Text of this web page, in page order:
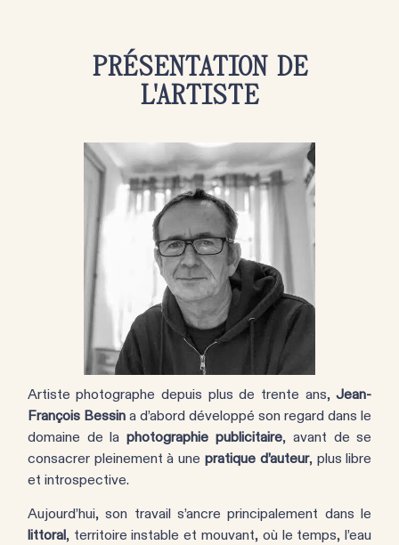
PRÉSENTATION DE
L'ARTISTE
Artiste photographe depuis plus de trente ans,Jean-
François Bessina d’abord développé son regard dans le
domaine de laphotographie publicitaire, avant de se
consacrer pleinement à une pratique d’auteur, plus libre
et introspective.
Aujourd’hui, son travail s’ancre principalement dans le
littoral, territoire instable et mouvant, où le temps, l’eau